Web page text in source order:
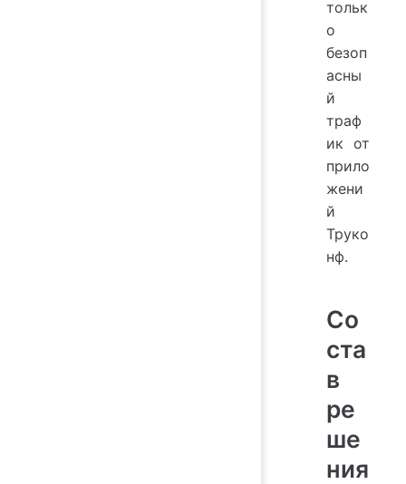
тольк
о
безоп
асны
й
траф
ик от
прило
жени
й
Труко
нф.
Со
ста
в
ре
ше
ния